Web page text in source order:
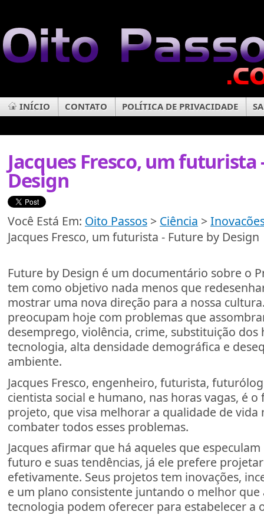
INÍCIO CONTATO POLÍTICA DE PRIVACIDADE
Jacques Fresco, um futurista
Design
Você Está Em: Oito Passos > Ciência >
Jacques Fresco, um futurista - Future by Design
Future by Design é um documentário sobre o
tem como objetivo nada menos que
mostrar uma nova direção para a nossa
preocupam hoje com problemas que
desemprego, violência, crime, substituição dos
tecnologia, alta densidade demográfica e
ambiente.
Jacques Fresco, engenheiro, futurista,
cientista social e humano, nas horas vagas, é
projeto, que visa melhorar a qualidade de vida
combater todos esses problemas.
Jacques afirmar que há aqueles que
futuro e suas tendências, já ele prefere
efetivamente. Seus projetos tem inovações,
e um plano consistente juntando o melhor que
tecnologia podem oferecer para estabelecer a